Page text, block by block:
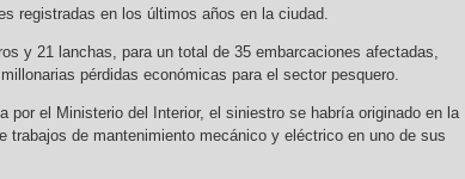
registradas en los últimos años en la ciudad.
y 21 lanchas, para un total de 35 embarcaciones afectadas,
pérdidas económicas para el sector pesquero.
por el Ministerio del Interior, el siniestro se habría originado en la
trabajos de mantenimiento mecánico y eléctrico en uno de sus